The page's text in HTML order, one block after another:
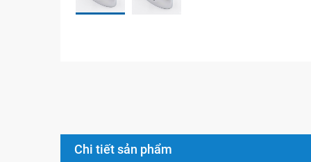
Chi tiết sản phẩm